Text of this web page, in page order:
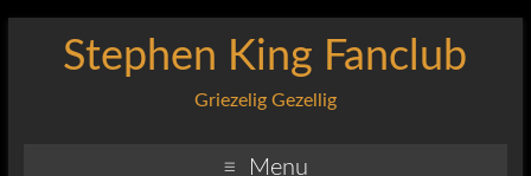
Stephen King Fanclub
Griezelig Gezellig
Menu